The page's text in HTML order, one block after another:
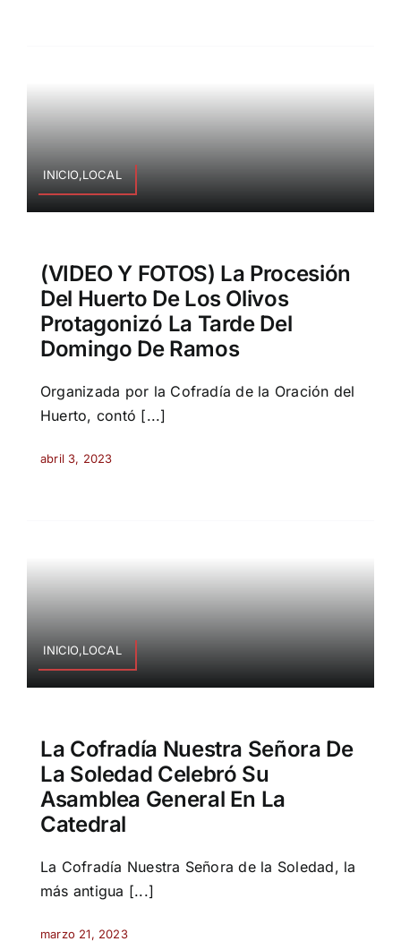
INICIO,LOCAL
(VIDEO Y FOTOS) La Procesión
Del Huerto De Los Olivos
Protagonizó La Tarde Del
Domingo De Ramos
Organizada por la Cofradía de la Oración del
Huerto, contó [...]
abril 3, 2023
INICIO,LOCAL
La Cofradía Nuestra Señora De
La Soledad Celebró Su
Asamblea General En La
Catedral
La Cofradía Nuestra Señora de la Soledad, la
más antigua [...]
marzo 21, 2023